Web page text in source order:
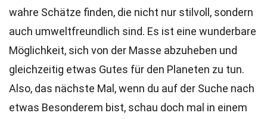
wahre Schätze finden, die nicht nur stilvoll, sondern
auch umweltfreundlich sind. Es ist eine wunderbare
Möglichkeit, sich von der Masse abzuheben und
gleichzeitig etwas Gutes für den Planeten zu tun.
Also, das nächste Mal, wenn du auf der Suche nach
etwas Besonderem bist, schau doch mal in einem